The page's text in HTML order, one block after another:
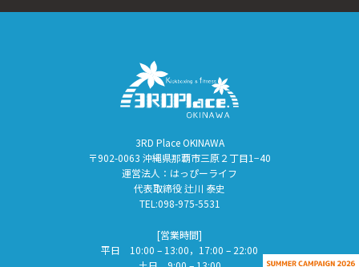
3RD Place OKINAWA
〒902-0063 沖縄県那覇市三原２丁目1−40
運営法人：はっぴーライフ
代表取締役 辻川 泰史
TEL:098-975-5531
[営業時間]
平日 10:00 – 13:00，17:00 – 22:00